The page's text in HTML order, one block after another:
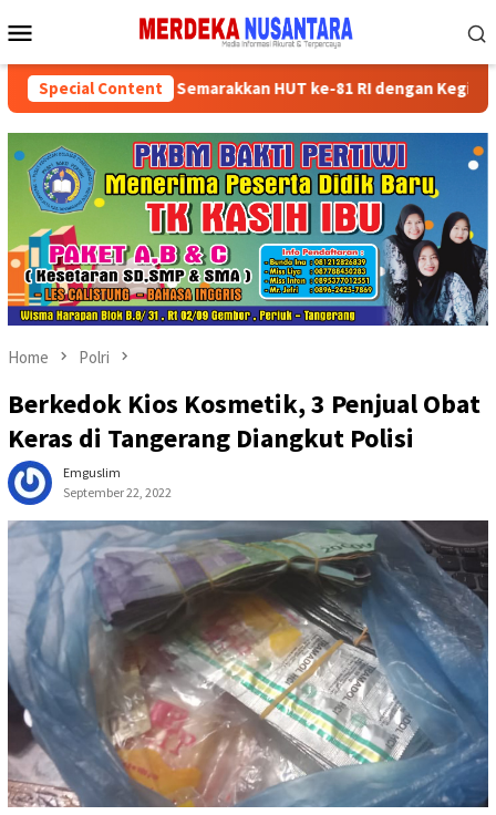
to
Menu
Special Content
Kader Partai Semarakkan HUT ke-81 RI dengan Kegiatan Sosial
Home Polri
Berkedok Kios Kosmetik, 3 Penjual Obat
Keras di Tangerang Diangkut Polisi
Emguslim
September 22, 2022